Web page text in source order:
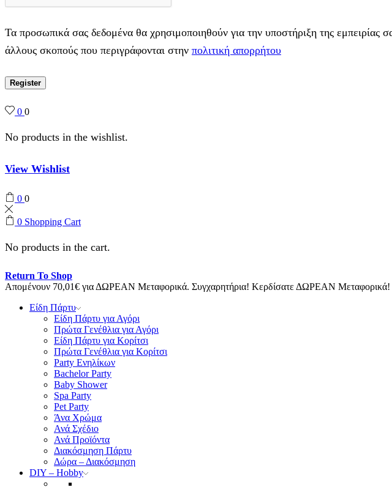
Τα προσωπικά σας δεδομένα θα χρησιμοποιηθούν για την υποστήριξη της εμπειρίας
άλλους σκοπούς που περιγράφονται στην πολιτική απορρήτου
Register
0 0
No products in the wishlist.
View Wishlist
0 0
0 Shopping Cart
No products in the cart.
Return To Shop
Απομένουν 70,01€ για ΔΩΡΕΑΝ Μεταφορικά. Συγχαρητήρια! Κερδίσατε ΔΩΡΕΑΝ Μεταφορικά!
Είδη Πάρτυ
Είδη Πάρτυ για Αγόρι
Πρώτα Γενέθλια για Αγόρι
Είδη Πάρτυ για Κορίτσι
Πρώτα Γενέθλια για Κορίτσι
Party Ενηλίκων
Bachelor Party
Baby Shower
Spa Party
Pet Party
Άνα Χρώμα
Ανά Σχέδιο
Ανά Προϊόντα
Διακόσμηση Πάρτυ
Δώρα – Διακόσμηση
DIY – Hobby